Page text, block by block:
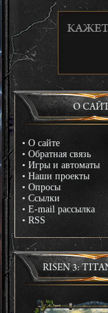
О
• О сайте
• Обратная связь
• Игры и автоматы
• Наши проекты
• Опросы
• Ссылки
• E-mail рассылка
• RSS
RISEN 3: